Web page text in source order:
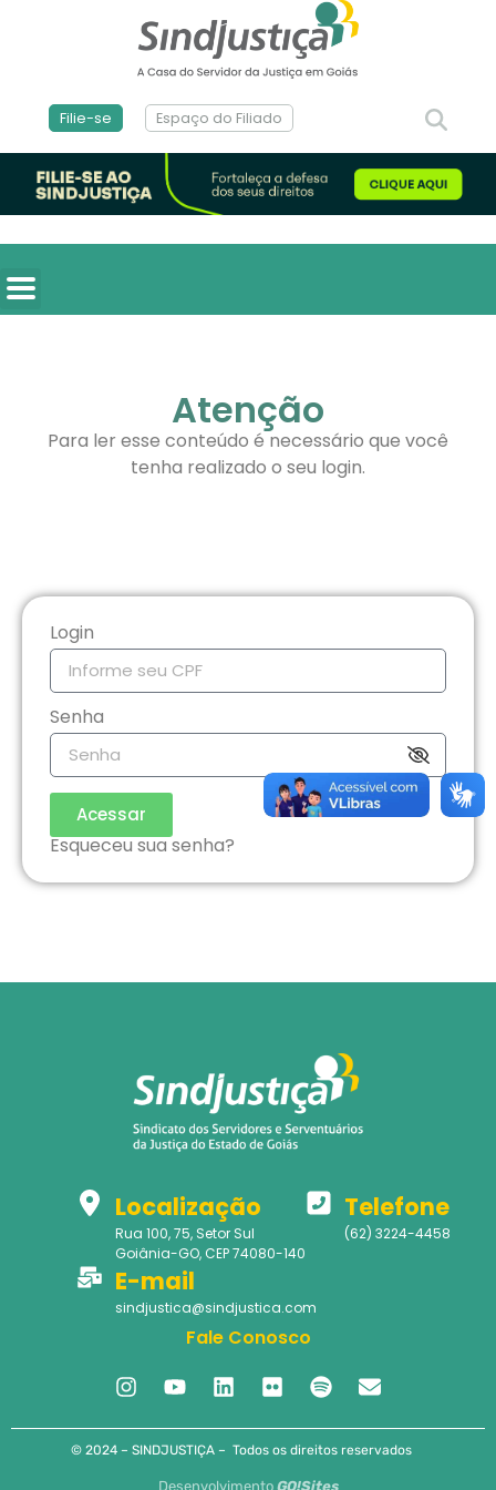
Filie-se Espaço do Filiado
Atenção
Para ler esse conteúdo é necessário que você
tenha realizado o seu login.
Login
Senha
Acessar
Esqueceu sua senha?
Localização
Rua 100, 75, Setor Sul
Goiânia-GO, CEP 74080-140
Telefone
(62) 3224-4458
E-mail
sindjustica@sindjustica.com
Fale Conosco
© 2024 – SINDJUSTIÇA – Todos os direitos reservados
Desenvolvimento GO!Sites